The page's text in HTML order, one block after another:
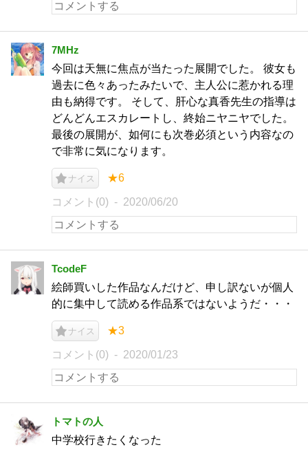
7MHz
今回は天無に焦点が当たった展開でした。 彼女も
過去に色々あったみたいで、主人公に惹かれる理
由も納得です。 そして、肝心な真香先生の指導は
どんどんエスカレートし、終始ニヤニヤでした。
最後の展開が、如何にも次巻必須という内容なの
で非常に気になります。
ナイス ★6
コメント(0) 2020/06/20
TcodeF
絵師買いした作品なんだけど、申し訳ないが個人
的に集中して読める作品系ではないようだ・・・
ナイス ★3
コメント(0) 2020/01/23
トマトの人
中学校行きたくなった